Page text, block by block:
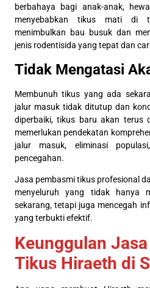
berbahaya bagi anak-anak,
menyebabkan tikus mati di
menimbulkan bau busuk dan
jenis rodentisida yang tepat dan
Tidak Mengatasi
Membunuh tikus yang ada
jalur masuk tidak ditutup dan
diperbaiki, tikus baru akan terus
memerlukan pendekatan
jalur masuk, eliminasi
pencegahan.
Jasa pembasmi tikus profesional
menyeluruh yang tidak hanya
sekarang, tetapi juga mencegah
yang terbukti efektif.
Keunggulan
Tikus Hiraeth di